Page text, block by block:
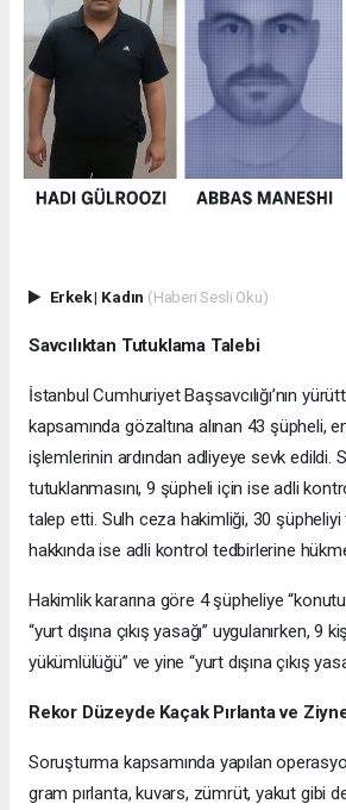
Erkek| Kadın (Haberi Sesli Oku)
Savcılıktan Tutuklama Talebi
İstanbul Cumhuriyet Başsavcılığı’nın
kapsamında gözaltına alınan 43 şüpheli,
işlemlerinin ardından adliyeye sevk edildi.
tutuklanmasını, 9 şüpheli için ise adli
talep etti. Sulh ceza hakimliği, 30 şüpheliyi
hakkında ise adli kontrol tedbirlerine
Hakimlik kararına göre 4 şüpheliye
“yurt dışına çıkış yasağı” uygulanırken, 9
yükümlülüğü” ve yine “yurt dışına çıkış
Rekor Düzeyde Kaçak Pırlanta ve
Soruşturma kapsamında yapılan
gram pırlanta, kuvars, zümrüt, yakut gibi